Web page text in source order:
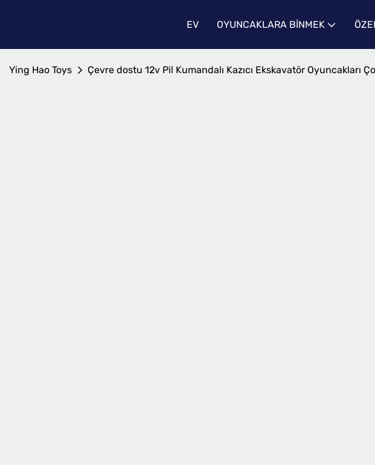
EV OYUNCAKLARA BINMEK
Ying Hao Toys Çevre dostu 12v Pil Kumandalı Kazıcı Ekskavatör Oyuncakları